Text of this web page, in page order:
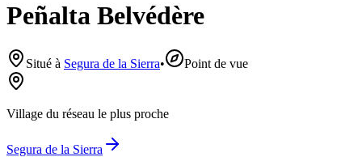
Peñalta Belvédère
Situé à Segura de la Sierra• Point de vue
Village du réseau le plus proche
Segura de la Sierra